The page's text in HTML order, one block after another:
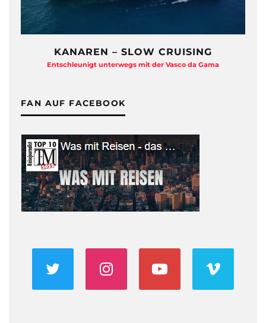
KANAREN – SLOW CRUISING
Entschleunigt unterwegs mit der Vasco da Gama
FAN AUF FACEBOOK